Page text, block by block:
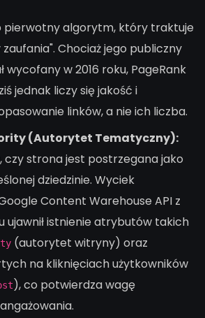
pierwotny algorytm, który traktuje
zaufania". Chociaż jego publiczny
wycofany w 2016 roku, PageRank
jednak liczy się jakość i
linków, a nie ich liczba.
(Autorytet Tematyczny):
czy strona jest postrzegana jako
dziedzinie. Wyciek
Content Warehouse API z
ujawnił istnienie atrybutów takich
(autorytet witryny) oraz
na kliknięciach użytkowników
), co potwierdza wagę